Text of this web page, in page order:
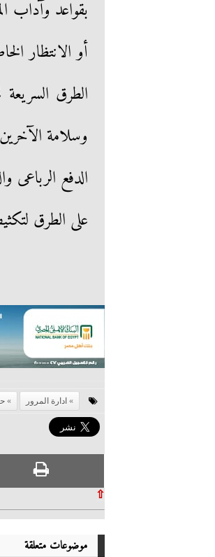
بقواعد وآداب
أو الانتظار
الطرق
وسلامة
الدفع الرباعى
على الطرق
ادارة المرور
⇧
موضوعات متعلقة